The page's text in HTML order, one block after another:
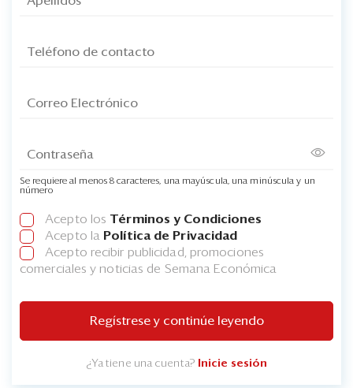
Se requiere al menos 8 caracteres, una mayúscula, una minúscula y un
número
Acepto los Términos y Condiciones
Acepto la Política de Privacidad
Acepto recibir publicidad, promociones
comerciales y noticias de Semana Económica
Regístrese y continúe leyendo
¿Ya tiene una cuenta? Inicie sesión